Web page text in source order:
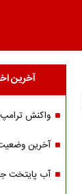
آخرین
واکنش
آخرین
آب پایتخت